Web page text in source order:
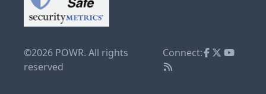
©2026 POWR. All rights
reserved
Connect: